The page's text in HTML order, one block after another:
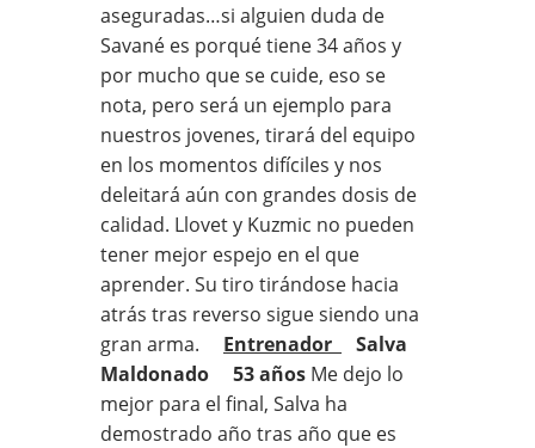
aseguradas…si alguien duda de
Savané es porqué tiene 34 años y
por mucho que se cuide, eso se
nota, pero será un ejemplo para
nuestros jovenes, tirará del equipo
en los momentos difíciles y nos
deleitará aún con grandes dosis de
calidad. Llovet y Kuzmic no pueden
tener mejor espejo en el que
aprender. Su tiro tirándose hacia
atrás tras reverso sigue siendo una
gran arma. Entrenador
Salva
Maldonado 53 años Me dejo lo
mejor para el final, Salva ha
demostrado año tras año que es